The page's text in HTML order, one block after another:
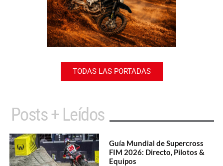
TODAS LAS PORTADAS
Posts + Leídos
Guía Mundial de Supercross
FIM 2026: Directo, Pilotos &
Equipos